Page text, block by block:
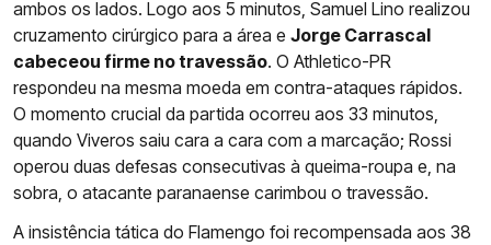
ambos os lados. Logo aos 5 minutos, Samuel Lino realizou
cruzamento cirúrgico para a área e Jorge Carrascal
cabeceou firme no travessão. O Athletico-PR
respondeu na mesma moeda em contra-ataques rápidos.
O momento crucial da partida ocorreu aos 33 minutos,
quando Viveros saiu cara a cara com a marcação; Rossi
operou duas defesas consecutivas à queima-roupa e, na
sobra, o atacante paranaense carimbou o travessão.
A insistência tática do Flamengo foi recompensada aos 38